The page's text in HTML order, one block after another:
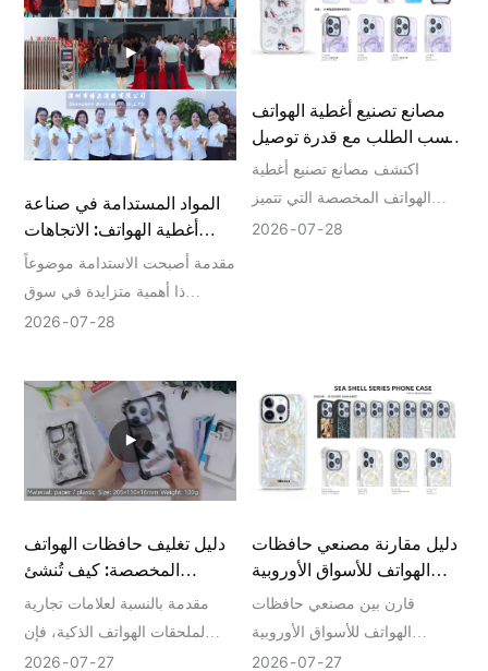
المواد المستدامة في صناعة
أغطية الهواتف: الاتجاهات
والفرص المتاحة للعلامات
التجارية
مقدمة أصبحت الاستدامة موضوعاً
ذا أهمية متزايدة في سوق
والعلامات التجارية بالمسؤولية
البيئية، يستكشف مصنعو حافظات
الهواتف مواد جديدة، وأساليب
إنتاج، وحلول تغليف لتقليل التأثير
البيئي مع الحفاظ على أداء المنتج.
تقوم بتطوير مجموعات جديدة من
ملحقات الهواتف، فإن اختيار
شركة مصنعة تفهم الإنتاج
المستدام يمكن أن يخلق قيمة
سوقية إضافية ويعزز مكانة
2026 07 28
مصانع تصنيع أغطية الهواتف
حسب الطلب مع قدرة توصيل
مستقرة
اكتشف مصانع تصنيع أغطية
الهواتف المخصصة التي تتميز
بتسليم مستقر، وقدرات تصنيع
2026 07 28
دليل تغليف حافظات الهواتف
المخصصة: كيف تُنشئ
العلامات التجارية تجربة منتج
متكاملة
مقدمة بالنسبة لعلامات تجارية
لملحقات الهواتف الذكية، فإن
التغليف ليس مجرد حماية للمنتج،
2026 07 27
دليل مقارنة مصنعي حافظات
الهواتف للأسواق الأوروبية
والأمريكية
قارن بين مصنعي حافظات
الهواتف للأسواق الأوروبية
والأمريكية من خلال تقييم قدرة
2026 07 27